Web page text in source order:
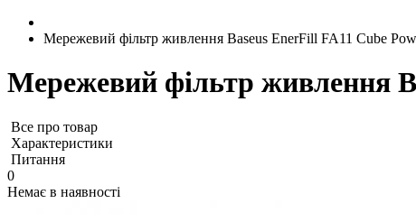
Мережевий фільтр живлення Baseus EnerFill FA11 Cube
Мережевий фільтр живлення
Все про товар
Характеристики
Питання
0
Немає в наявності